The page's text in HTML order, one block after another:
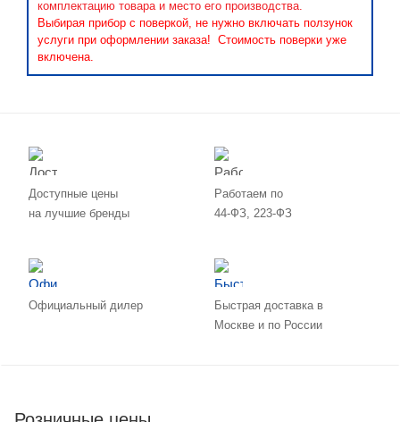
комплектацию товара и место его производства.
Выбирая прибор с поверкой, не нужно включать ползунок
услуги при оформлении заказа! Стоимость поверки уже
включена.
Доступные цены
на лучшие бренды
Работаем по
44-ФЗ, 223-ФЗ
Официальный дилер
Быстрая доставка в
Москве и по России